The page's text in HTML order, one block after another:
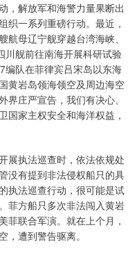
，解放军和海警力量果断出
织一系列重磅行动。最近，
母辽宁舰穿越台湾海峡、
川舰前往南海开展科研试验
编队在菲律宾吕宋岛以东海
黄岩岛领海领空及周边海空
庄严宣告，我们有决心、
国家主权安全和海洋权益，
展执法巡查时，依法依规处
没有提到非法侵权船只的具
执法巡查行动，很可能是试
菲方船只多次非法闯入黄岩
菲联合军演。就在上个月，
，遭到警告驱离。